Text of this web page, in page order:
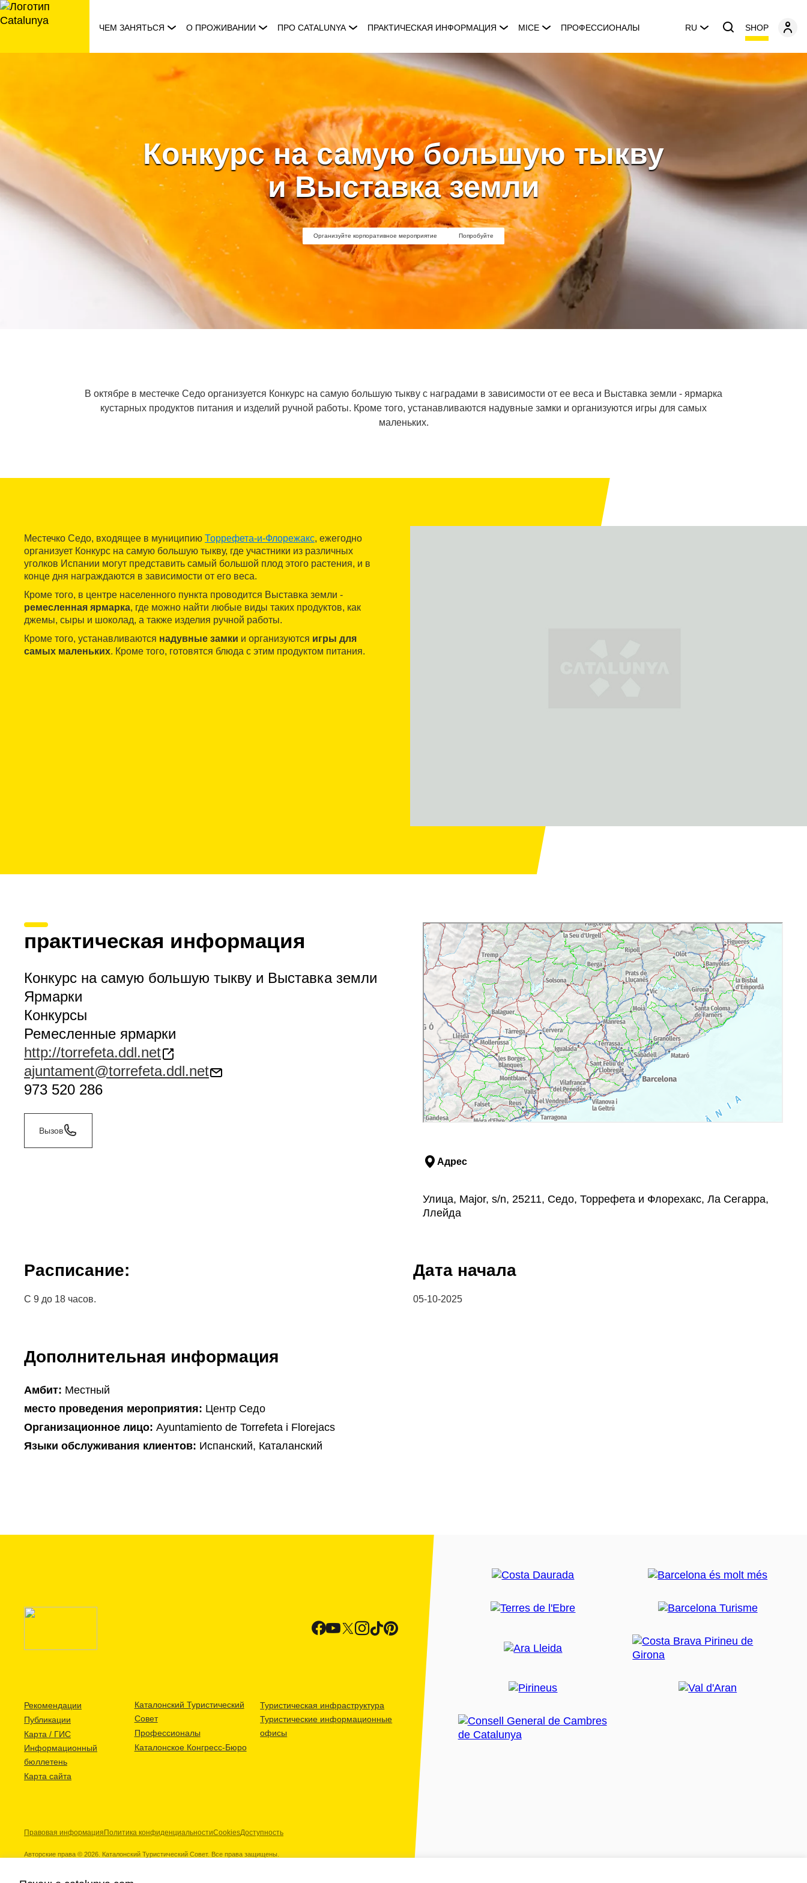
перейти
к
ЧЕМ ЗАНЯТЬСЯ О ПРОЖИВАНИИ ПРО CATALUNYA ПРАКТИЧЕСКАЯ ИНФОРМАЦИЯ MICE ПРОФЕССИОНАЛЫ RU SHOP
Конкурс на самую большую тыкву
и Выставка земли
Организуйте корпоративное мероприятие Попробуйте
В октябре в местечке Седо организуется Конкурс на самую большую тыкву с наградами в зависимости от ее веса и Выставка земли - ярмарка
кустарных продуктов питания и изделий ручной работы. Кроме того, устанавливаются надувные замки и организуются игры для самых
маленьких.
Местечко Седо, входящее в муниципию Торрефета-и-Флорежакс, ежегодно
организует Конкурс на самую большую тыкву, где участники из различных
уголков Испании могут представить самый большой плод этого растения, и в
конце дня награждаются в зависимости от его веса.
Кроме того, в центре населенного пункта проводится Выставка земли -
ремесленная ярмарка, где можно найти любые виды таких продуктов, как
джемы, сыры и шоколад, а также изделия ручной работы.
Кроме того, устанавливаются надувные замки и организуются игры для
самых маленьких. Кроме того, готовятся блюда с этим продуктом питания.
практическая информация
Конкурс на самую большую тыкву и Выставка земли
Ярмарки
Конкурсы
Ремесленные ярмарки
http://torrefeta.ddl.net
ajuntament@torrefeta.ddl.net
973 520 286
Вызов
Адрес
Улица, Major, s/n, 25211, Седо, Торрефета и Флорехакс, Ла Сегарра,
Ллейда
Расписание:
C 9 до 18 часов.
Дата начала
05-10-2025
Дополнительная информация
Амбит: Местный
место проведения мероприятия: Центр Седо
Организационное лицо: Ayuntamiento de Torrefeta i Florejacs
Языки обслуживания клиентов: Испанский, Каталанский
Рекомендации
Публикации
Карта / ГИС
Информационный
бюллетень
Карта сайта
Каталонский Туристический
Совет
Профессионалы
Каталонское Конгресс-Бюро
Туристическая инфраструктура
Туристические информационные
офисы
Правовая информация Политика конфиденциальностиCookiesДоступность
Авторские права © 2026. Каталонский Туристический Совет. Все права защищены.